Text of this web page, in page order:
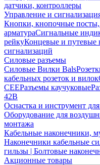
датчики, контроллеры
Управление и
Кнопки, кнопочные посты,
арматураСигнальные
рейкуКонцевые и путевые
сигнализаций
Силовые разъемы
Силовые Вилки Bals
кабельных розеток и вилок
CEEРазъемы каучуковые
42В
Оснастка и инструмент
Оборудование для
монтажа
Кабельные наконечники,
Наконечники кабельные
гильзы | Болтовые
Акционные товары